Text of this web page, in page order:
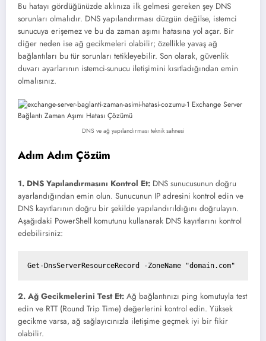
Bu hatayı gördüğünüzde aklınıza ilk gelmesi gereken şey DNS
sorunları olmalıdır. DNS yapılandırması düzgün değilse, istemci
sunucuya erişemez ve bu da zaman aşımı hatasına yol açar. Bir
diğer neden ise ağ gecikmeleri olabilir; özellikle yavaş ağ
bağlantıları bu tür sorunları tetikleyebilir. Son olarak, güvenlik
duvarı ayarlarının istemci-sunucu iletişimini kısıtladığından emin
olmalısınız.
DNS ve ağ yapılandırması teknik sahnesi
Adım Adım Çözüm
1. DNS Yapılandırmasını Kontrol Et: DNS sunucusunun doğru
ayarlandığından emin olun. Sunucunun IP adresini kontrol edin ve
DNS kayıtlarının doğru bir şekilde yapılandırıldığını doğrulayın.
Aşağıdaki PowerShell komutunu kullanarak DNS kayıtlarını kontrol
edebilirsiniz:
Get-DnsServerResourceRecord -ZoneName "domain.com"
2. Ağ Gecikmelerini Test Et: Ağ bağlantınızı ping komutuyla test
edin ve RTT (Round Trip Time) değerlerini kontrol edin. Yüksek
gecikme varsa, ağ sağlayıcınızla iletişime geçmek iyi bir fikir
olabilir.